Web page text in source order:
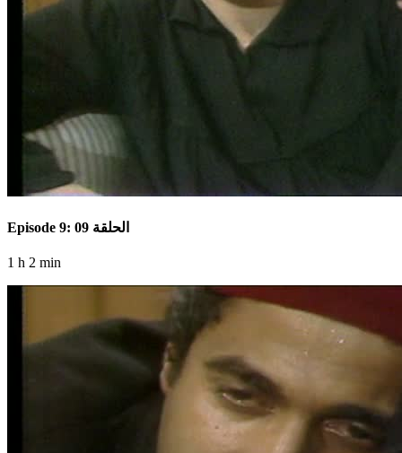
Episode 9: الحلقة 09
1 h 2 min